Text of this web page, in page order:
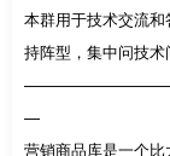
本群用于技术交流
持阵型，集中问技术
—
营销商品库是一个